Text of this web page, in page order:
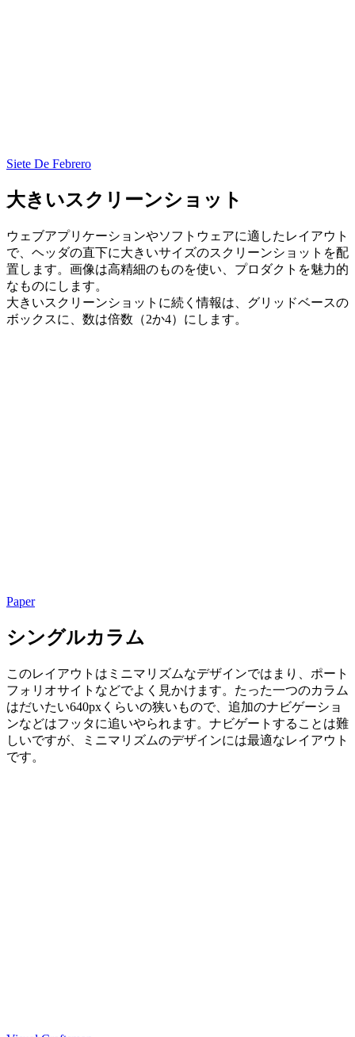
Siete De Febrero
大きいスクリーンショット
ウェブアプリケーションやソフトウェアに適したレイアウト
で、ヘッダの直下に大きいサイズのスクリーンショットを配
置します。画像は高精細のものを使い、プロダクトを魅力的
なものにします。
大きいスクリーンショットに続く情報は、グリッドベースの
ボックスに、数は倍数（2か4）にします。
Paper
シングルカラム
このレイアウトはミニマリズムなデザインではまり、ポート
フォリオサイトなどでよく見かけます。たった一つのカラム
はだいたい640pxくらいの狭いもので、追加のナビゲーショ
ンなどはフッタに追いやられます。ナビゲートすることは難
しいですが、ミニマリズムのデザインには最適なレイアウト
です。